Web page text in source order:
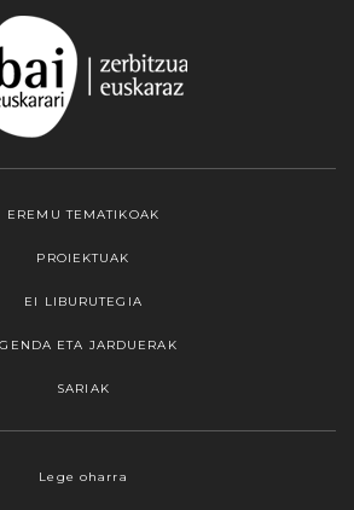
EREMU TEMATIKOAK
PROIEKTUAK
EI LIBURUTEGIA
ETA JARDUERAK
SARIAK
Lege oharra
cookieak erabiltzen ditu,